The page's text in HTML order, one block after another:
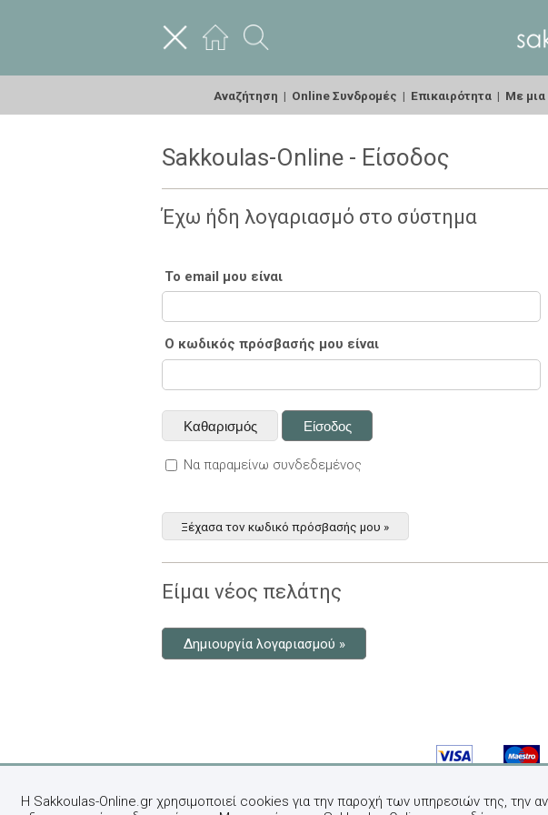
Αναζήτηση | Online Συνδρομές | Επικαιρότητα | Με μια
Sakkoulas-Online - Είσοδος
Έχω ήδη λογαριασμό στο σύστημα
Το email μου είναι
Ο κωδικός πρόσβασής μου είναι
Να παραμείνω συνδεδεμένος
Ξέχασα τον κωδικό πρόσβασής μου »
Είμαι νέος πελάτης
Δημιουργία λογαριασμού »
Η Sakkoulas-Online.gr χρησιμοποιεί cookies για την παροχή των υπηρεσιών της, την